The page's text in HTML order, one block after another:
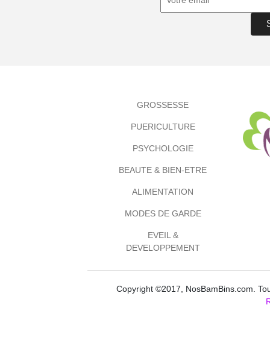
GROSSESSE
PUERICULTURE
PSYCHOLOGIE
BEAUTE & BIEN-ETRE
ALIMENTATION
MODES DE GARDE
EVEIL &
DEVELOPPEMENT
Copyright ©2017, NosBamBins.com.